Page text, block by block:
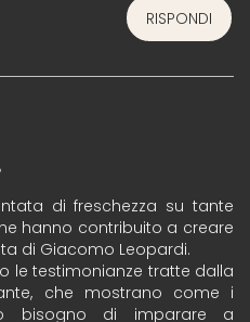
RISPONDI
di freschezza su tante
hanno contribuito a creare
di Giacomo Leopardi.
le testimonianze tratte dalla
che mostrano come i
bisogno di imparare a